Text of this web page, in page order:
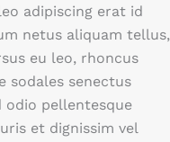
adipiscing erat id
netus aliquam tellus,
eu leo, rhoncus
sodales senectus
odio pellentesque
et dignissim vel